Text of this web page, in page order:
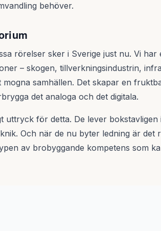
behöver.
rörelser sker i Sverige just nu. Vi har
– skogen, tillverkningsindustrin,
mogna samhällen. Det skapar en
det analoga och det digitala.
uttryck för detta. De lever bokstavligen
Och när de nu byter ledning är det
av brobyggande kompetens som